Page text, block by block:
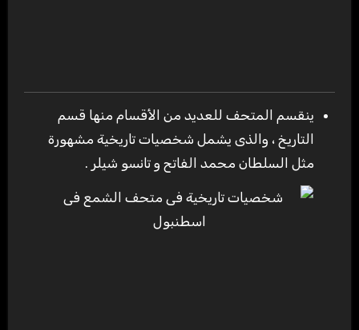
ينقسم المتحف للعديد من الأقسام منها قسم
التاريخ ، والذى يشمل شخصيات تاريخية مشهورة
مثل السلطان محمد الفاتح و تانسو شيلر .